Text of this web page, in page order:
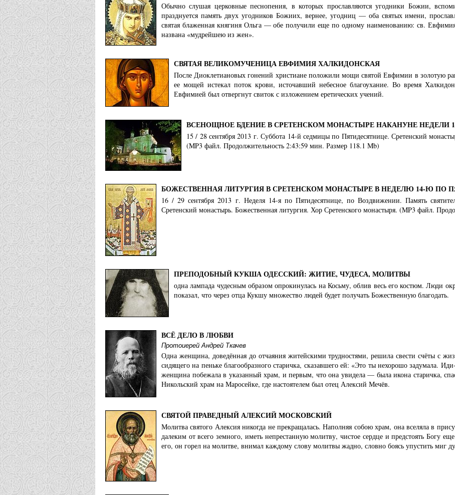
Обычно слушая церковные песнопения, в которых прославляются угодники Божии,
празднуется память двух угодников Божиих, вернее, угодниц — оба святых имени,
святая блаженная княгиня Ольга — обе получили еще по одному наименованию: св.
названа «мудрейшею из жен».
СВЯТАЯ ВЕЛИКОМУЧЕНИЦА ЕВФИМИЯ ХАЛКИДОНСКАЯ
После Диоклетиановых гонений христиане положили мощи святой Евфимии в золотую
ее мощей истекал поток крови, источавший небесное благоухание. Во время
Евфимией был отвергнут свиток с изложением еретических учений.
ВСЕНОЩНОЕ БДЕНИЕ В СРЕТЕНСКОМ МОНАСТЫРЕ НАКАНУНЕ НЕДЕЛИ
15 / 28 сентября 2013 г. Суббота 14-й седмицы по Пятидесятнице. Сретенский
(MP3 файл. Продолжительность 2:43:59 мин. Размер 118.1 Mb)
БОЖЕСТВЕННАЯ ЛИТУРГИЯ В СРЕТЕНСКОМ МОНАСТЫРЕ В НЕДЕЛЮ 14-Ю ПО
16 / 29 сентября 2013 г. Неделя 14-я по Пятидесятнице, по Воздвижении. Память
Сретенский монастырь. Божественная литургия. Хор Сретенского монастыря. (MP3 файл.
ПРЕПОДОБНЫЙ КУКША ОДЕССКИЙ: ЖИТИЕ, ЧУДЕСА, МОЛИТВЫ
одна лампада чудесным образом опрокинулась на Косьму, облив весь его костюм. Люди
показал, что через отца Кукшу множество людей будет получать Божественную благодать.
ВСЁ ДЕЛО В ЛЮБВИ
Протоиерей Андрей Ткачев
Одна женщина, доведённая до отчаяния житейскими трудностями, решила свести счёты с
сидящего на пеньке благообразного старичка, сказавшего ей: «Это ты нехорошо задумала.
женщина побежала в указанный храм, и первым, что она увидела — была икона старичка,
Никольский храм на Маросейке, где настоятелем был отец Алексий Мечёв.
СВЯТОЙ ПРАВЕДНЫЙ АЛЕКСИЙ МОСКОВСКИЙ
Молитва святого Алексия никогда не прекращалась. Наполняя собою храм, она вселяла в
далеким от всего земного, иметь непрестанную молитву, чистое сердце и предстоять Богу
его, он горел на молитве, внимал каждому слову молитвы жадно, словно боясь упустить миг